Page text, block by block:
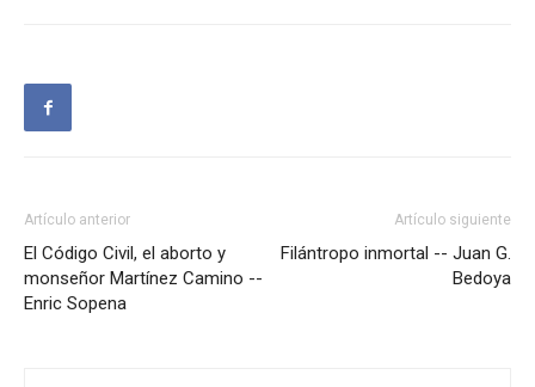
Artículo anterior
El Código Civil, el aborto y
monseñor Martínez Camino --
Enric Sopena
Artículo siguiente
Filántropo inmortal -- Juan G.
Bedoya